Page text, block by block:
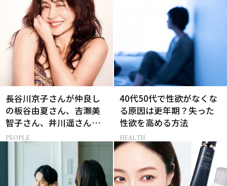
長谷川京子さんが仲良し
の板谷由夏さん、吉瀬美
智子さん、井川遥さんと
集まる理由は…
PEOPLE
40代50代で性欲がなくな
る原因は更年期？失った
性欲を高める方法
HEALTH